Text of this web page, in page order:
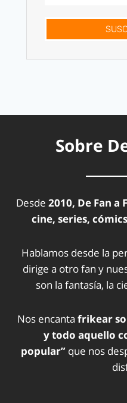
Sobre
Desde 2010, De Fan a
cine, series,
Hablamos desde la
dirige a otro fan y
son la fantasía, la
Nos encanta frikear
y todo aquello
popular” que nos